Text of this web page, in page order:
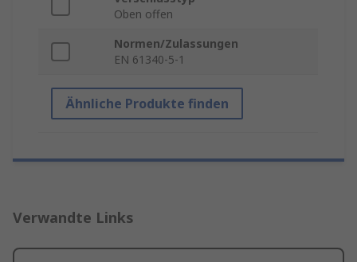
Oben offen
Normen/Zulassungen
EN 61340-5-1
Ähnliche Produkte finden
Verwandte Links